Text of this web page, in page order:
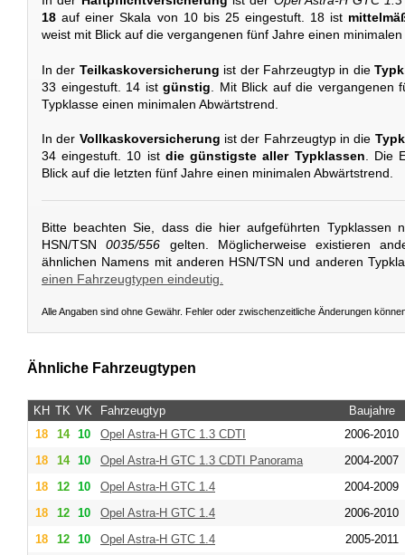
18 auf einer Skala von 10 bis 25 eingestuft. 18 ist
weist mit Blick auf die vergangenen fünf Jahre einen
In der Teilkaskoversicherung ist der Fahrzeugtyp in die
33 eingestuft. 14 istgünstig . Mit Blick auf die vergangenen
Typklasse einen minimalen Abwärtstrend.
In der Vollkaskoversicherung ist der Fahrzeugtyp in die
34 eingestuft. 10 ist die günstigste aller Typklassen. Die
Blick auf die letzten fünf Jahre einen minimalen Abwärtstrend.
Bitte beachten Sie, dass die hier aufgeführten Typklassen
HSN/TSN0035/556 gelten. Möglicherweise existieren
ähnlichen Namens mit anderen HSN/TSN und anderen
einen Fahrzeugtypen eindeutig.
Alle Angaben sind ohne Gewähr. Fehler oder zwischenzeitliche Änderungen
Ähnliche Fahrzeugtypen
KH TK VK Fahrzeugtyp
Baujahre
18
14 10 Opel Astra-H GTC 1.3 CDTI
2006-2010
18
14 10 Opel Astra-H GTC 1.3 CDTI Panorama
2004-2007
18
12 10 Opel Astra-H GTC 1.4
2004-2009
18
12 10 Opel Astra-H GTC 1.4
2006-2010
18
12 10 Opel Astra-H GTC 1.4
2005-2011